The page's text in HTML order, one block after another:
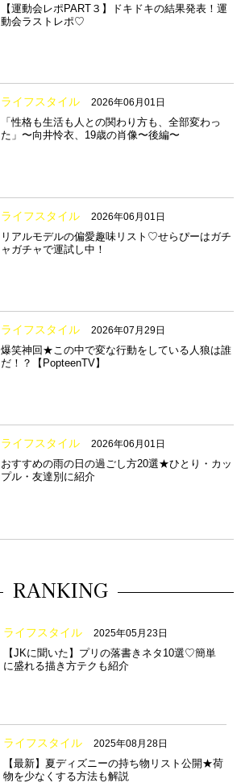
【運動会レポPART３】ドキドキの結果発表！運
動会ラストレポ♡
ライフスタイル 2026年06月01日
「性格も生活も人との関わり方も、全部変わっ
た」〜向井怜衣、19歳の肖像〜後編〜
ライフスタイル 2026年06月01日
リアルモデルの偏愛趣味リスト♡せらぴーはガチ
ャガチャで運試し中！
ライフスタイル 2026年07月29日
爆笑神回★この中で変な行動をしている人狼は誰
だ！？【PopteenTV】
ライフスタイル 2026年06月01日
おすすめの雨の日の過ごし方20選★ひとり・カッ
プル・友達別に紹介
RANKING
ライフスタイル 2025年05月23日
【JKに聞いた】プリの落書きネタ10選♡簡単
に盛れる描き方テクも紹介
ライフスタイル 2025年08月28日
【最新】夏ディズニーの持ち物リスト公開★荷
物を少なくする方法も解説